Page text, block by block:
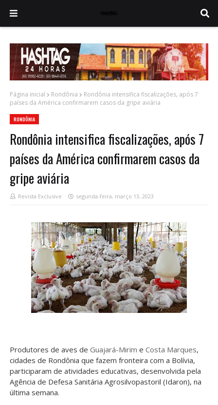
Página inicial Rondônia
Rondônia intensifica fiscalizações, após 7
países da América confirmarem casos da gripe aviária
RONDÔNIA
Rondônia intensifica fiscalizações, após 7
países da América confirmarem casos da
gripe aviária
Revista Exclusive segunda-feira, março 13, 2023
Produtores de aves de Guajará-Mirim e Costa Marques,
cidades de Rondônia que fazem fronteira com a Bolívia,
participaram de atividades educativas, desenvolvida pela
Agência de Defesa Sanitária Agrosilvopastoril (Idaron), na
última semana.